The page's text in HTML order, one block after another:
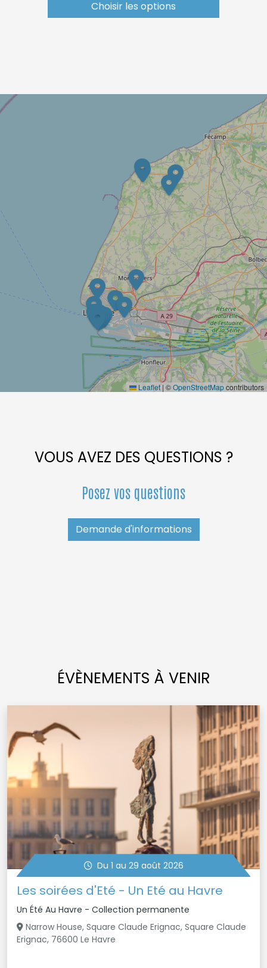
Choisir les options
Leaflet | ©OpenStreetMapcontributors
VOUS AVEZ DES QUESTIONS ?
Posez vos questions
Demande d'informations
ÉVÈNEMENTS À VENIR
Du 1 au 29 août 2026
Les soirées d'Eté - Un Eté au Havre
Un Été Au Havre - Collection permanente
Narrow House, Square Claude Erignac, Square Claude
Erignac, 76600 Le Havre